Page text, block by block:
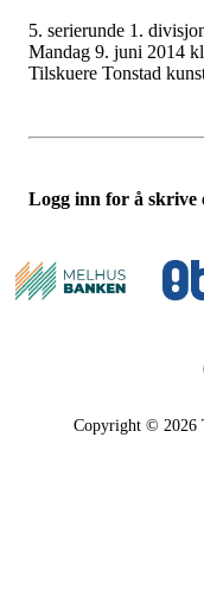
5. serierunde 1.
Mandag 9. juni 2014
Tilskuere Tonstad
Logg inn for å skrive
Copyright © 2026